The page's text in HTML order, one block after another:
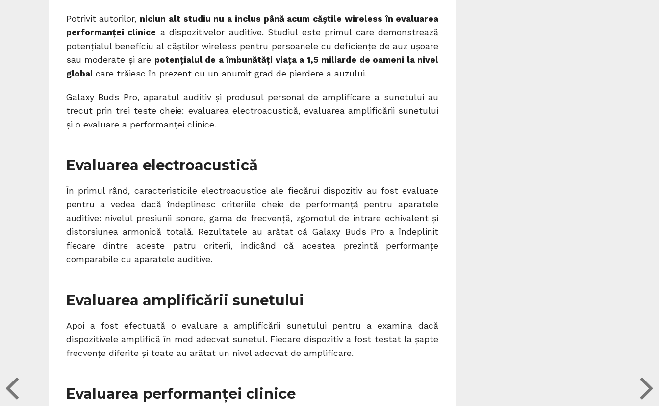
Potrivit autorilor, niciun alt studiu nu a inclus până acum căștile wireless în evaluarea
performanței clinice a dispozitivelor auditive. Studiul este primul care demonstrează
potențialul beneficiu al căștilor wireless pentru persoanele cu deficiențe de auz ușoare
sau moderate și are potențialul de a îmbunătăți viața a 1,5 miliarde de oameni la nivel
global care trăiesc în prezent cu un anumit grad de pierdere a auzului.
Galaxy Buds Pro, aparatul auditiv și produsul personal de amplificare a sunetului au
trecut prin trei teste cheie: evaluarea electroacustică, evaluarea amplificării sunetului
și o evaluare a performanței clinice.
Evaluarea electroacustică
În primul rând, caracteristicile electroacustice ale fiecărui dispozitiv au fost evaluate
pentru a vedea dacă îndeplinesc criteriile cheie de performanță pentru aparatele
auditive: nivelul presiunii sonore, gama de frecvență, zgomotul de intrare echivalent și
distorsiunea armonică totală. Rezultatele au arătat că Galaxy Buds Pro a îndeplinit
fiecare dintre aceste patru criterii, indicând că acestea prezintă performanțe
comparabile cu aparatele auditive.
Evaluarea amplificării sunetului
Apoi a fost efectuată o evaluare a amplificării sunetului pentru a examina dacă
dispozitivele amplifică în mod adecvat sunetul. Fiecare dispozitiv a fost testat la șapte
frecvențe diferite și toate au arătat un nivel adecvat de amplificare.
Evaluarea performanței clinice